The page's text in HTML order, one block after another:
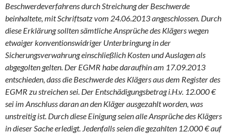
Beschwerdeverfahrens durch Streichung der Beschwerde
beinhaltete, mit Schriftsatz vom 24.06.2013 angeschlossen. Durch
diese Erklärung sollten sämtliche Ansprüche des Klägers wegen
etwaiger konventionswidriger Unterbringung in der
Sicherungsverwahrung einschließlich Kosten und Auslagen als
abgegolten gelten. Der EGMR habe daraufhin am 17.09.2013
entschieden, dass die Beschwerde des Klägers aus dem Register des
EGMR zu streichen sei. Der Entschädigungsbetrag i.H.v. 12.000 €
sei im Anschluss daran an den Kläger ausgezahlt worden, was
unstreitig ist. Durch diese Einigung seien alle Ansprüche des Klägers
in dieser Sache erledigt. Jedenfalls seien die gezahlten 12.000 € auf